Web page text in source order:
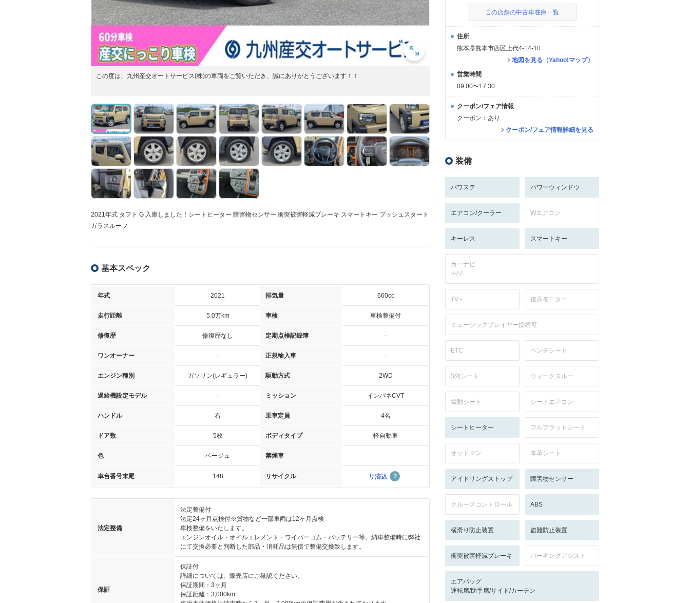
この度は、九州産交オートサービス(株)の車両をご覧いただき、誠にありがとうございます！！
2021年式 タフト G 入庫しました！シートヒーター 障害物センサー 衝突被害軽減ブレーキ スマートキー プッシュスタート
ガラスルーフ
基本スペック
年式 2021 排気量 660cc
走行距離 5.0万km 車検 車検整備付
修復歴 修復歴なし 定期点検記録簿 -
ワンオーナー - 正規輸入車 -
エンジン種別 ガソリン(レギュラー) 駆動方式 2WD
過給機設定モデル - ミッション インパネCVT
ハンドル 右 乗車定員 4名
ドア数 5枚 ボディタイプ 軽自動車
色 ベージュ 禁煙車 -
車台番号末尾 148 リサイクル リ済込
法定整備
法定整備付
法定24ヶ月点検付※貨物など一部車両は12ヶ月点検
車検整備をいたします。
エンジンオイル・オイルエレメント・ワイパーゴム・バッテリー等、納車整備時に弊社
にて交換必要と判断した部品・消耗品は無償で整備交換致します。
保証
保証付
詳細については、販売店にご確認ください。
保証期間：3ヶ月
保証距離：3,000km
この店舗の中古車在庫一覧
住所
熊本県熊本市西区上代4-14-10
地図を見る（Yahoo!マップ）
営業時間
09:00〜17:30
クーポン/フェア情報
クーポン：あり
クーポン/フェア情報詳細を見る
装備
パワステ パワーウィンドウ
エアコン/クーラー Wエアコン
キーレス スマートキー
カーナビ
-/-/-/-
TV:- 後席モニター
ミュージックプレイヤー接続可
ETC ベンチシート
3列シート ウォークスルー
電動シート シートエアコン
シートヒーター フルフラットシート
オットマン 本革シート
アイドリングストップ 障害物センサー
クルーズコントロール ABS
横滑り防止装置 盗難防止装置
衝突被害軽減ブレーキ パーキングアシスト
エアバッグ
運転席/助手席/サイド/カーテン